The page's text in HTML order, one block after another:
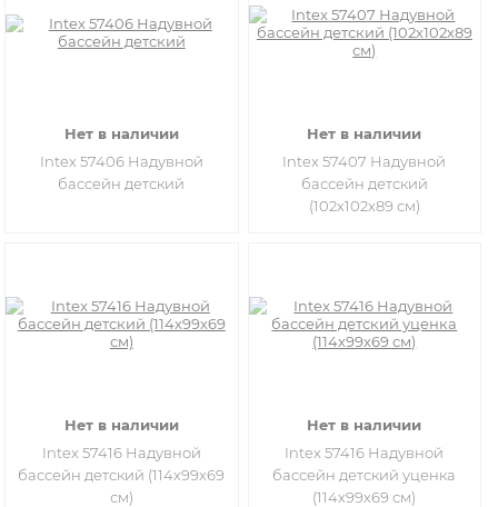
Нет в наличии
Intex 57406 Надувной
бассейн детский
Нет в наличии
Intex 57407 Надувной
бассейн детский
(102х102х89 см)
Нет в наличии
Intex 57416 Надувной
бассейн детский (114х99х69
см)
Нет в наличии
Intex 57416 Надувной
бассейн детский уценка
(114х99х69 см)